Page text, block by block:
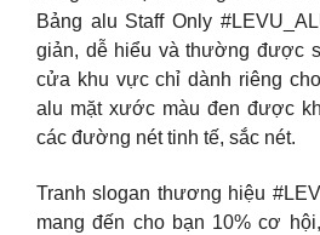
Bảng alu Staff Only
giản, dễ hiểu và thường được
cửa khu vực chỉ dành riêng
alu mặt xước màu đen được
các đường nét tinh tế, sắc nét.
Tranh slogan thương hiệu
mang đến cho bạn 10% cơ